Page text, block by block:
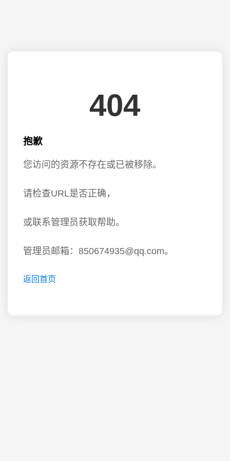
404
抱歉
您访问的资源不存在或已被移除。
请检查URL是否正确，
或联系管理员获取帮助。
管理员邮箱：850674935@qq.com。
返回首页